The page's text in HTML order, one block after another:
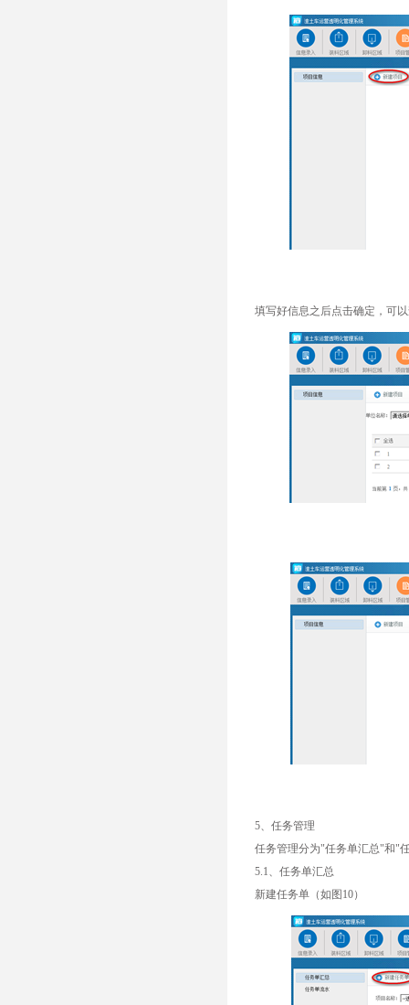
填写好信息之后点击确定，可
5、任务管理
任务管理分为"任务单汇总"和"
5.1、任务单汇总
新建任务单（如图10）